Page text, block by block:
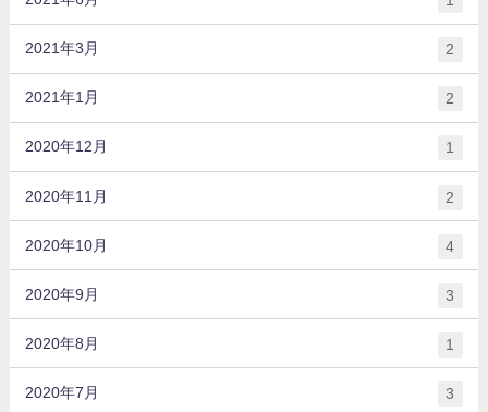
2021年3月 2
2021年1月 2
2020年12月 1
2020年11月 2
2020年10月 4
2020年9月 3
2020年8月 1
2020年7月 3